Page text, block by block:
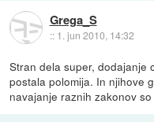
Grega_S
:: 1. jun 2010, 14:32
Stran dela super, dodajanje
postala polomija. In njihove
navajanje raznih zakonov